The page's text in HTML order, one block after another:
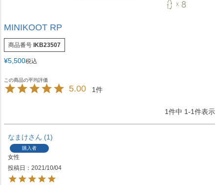
MINIKOOT RP
商品番号 IKB23507
¥5,500税込
5.00 1
1件中 1-1件表示
なまけ 1
購入者
女性
投稿日
2021/10/04